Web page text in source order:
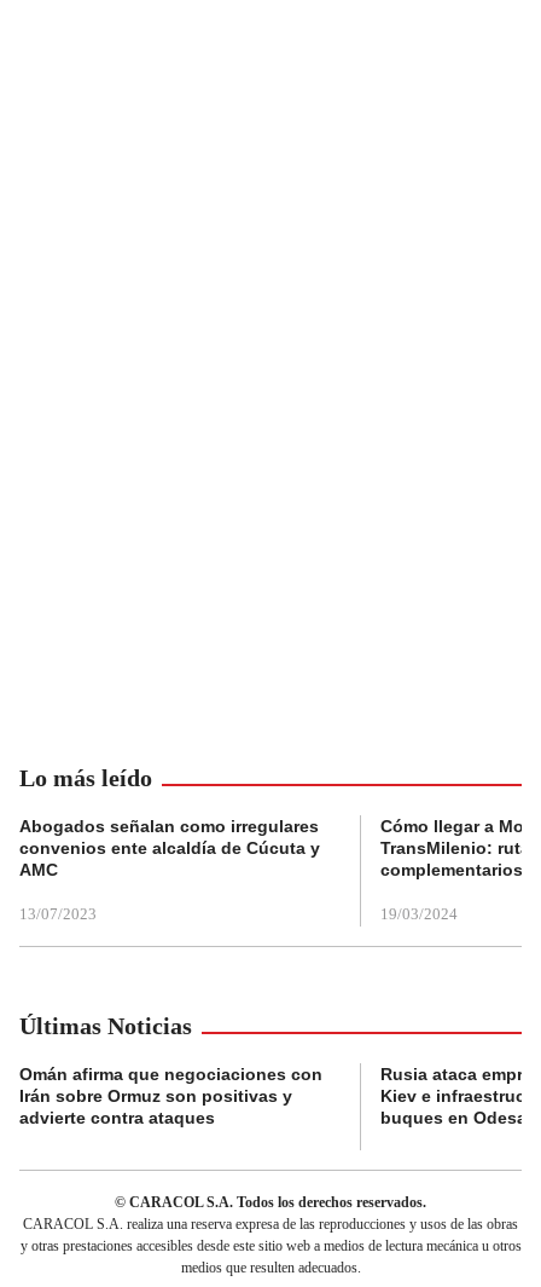
Lo más leído
Abogados señalan como irregulares
convenios ente alcaldía de Cúcuta y
AMC
13/07/2023
Cómo llegar a
TransMilenio:
complementarios
19/03/2024
Últimas Noticias
Omán afirma que negociaciones con
Irán sobre Ormuz son positivas y
advierte contra ataques
Rusia ataca
Kiev e
buques en Odesa
© CARACOL S.A. Todos los derechos reservados.
CARACOL S.A. realiza una reserva expresa de las reproducciones y usos de las obras
y otras prestaciones accesibles desde este sitio web a medios de lectura mecánica u otros
medios que resulten adecuados.